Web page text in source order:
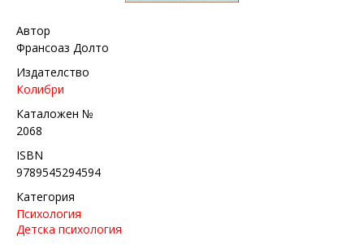
Автор
Франсоаз Долто
Издателство
Колибри
Каталожен №
2068
ISBN
9789545294594
Категория
Психология
Детска психология